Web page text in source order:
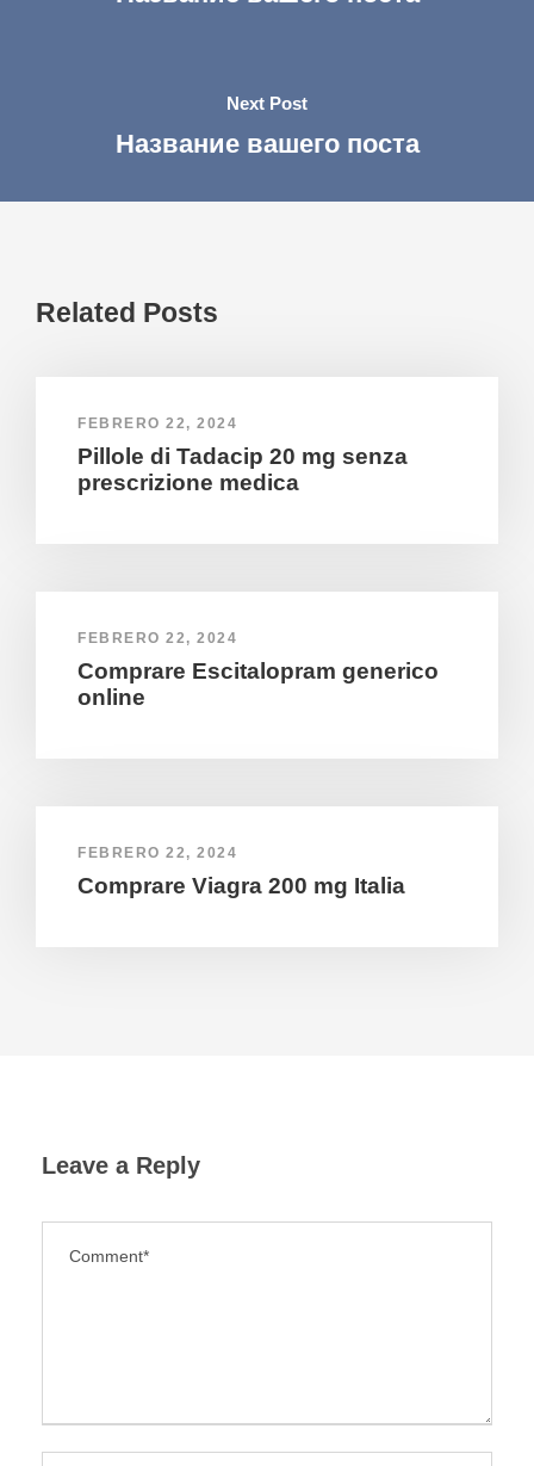
Next Post
Название вашего поста
Related Posts
FEBRERO 22, 2024
Pillole di Tadacip 20 mg senza
prescrizione medica
FEBRERO 22, 2024
Comprare Escitalopram generico
online
FEBRERO 22, 2024
Comprare Viagra 200 mg Italia
Leave a Reply